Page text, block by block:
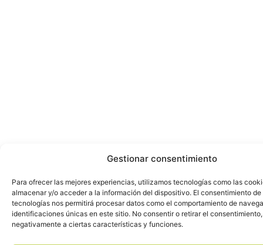
Gestionar consentimiento
Para ofrecer las mejores experiencias, utilizamos tecnologías como las
almacenar y/o acceder a la información del dispositivo. El consentimiento de
tecnologías nos permitirá procesar datos como el comportamiento de
identificaciones únicas en este sitio. No consentir o retirar el
negativamente a ciertas características y funciones.